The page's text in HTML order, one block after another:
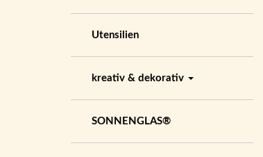
Utensilien
kreativ & dekorativ
SONNENGLAS®